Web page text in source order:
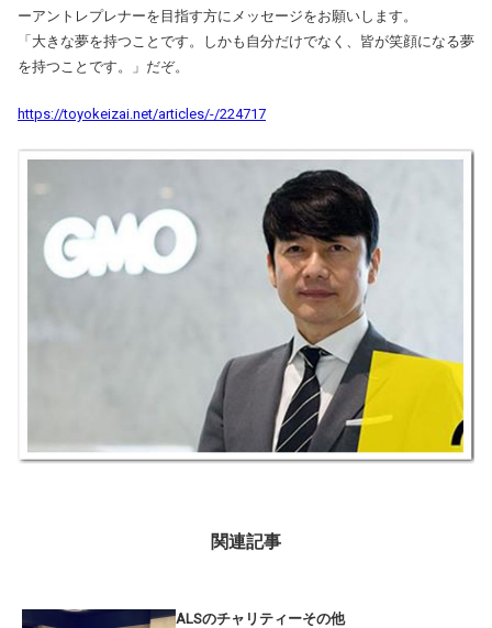
ーアントレプレナーを目指す方にメッセージをお願いします。
「大きな夢を持つことです。しかも自分だけでなく、皆が笑顔になる夢
を持つことです。」だぞ。
https://toyokeizai.net/articles/-/224717
関連記事
ALSのチャリティーその他